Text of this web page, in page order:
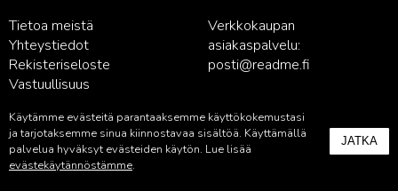
Tietoa meistä
Yhteystiedot
Rekisteriseloste
Vastuullisuus
Verkkokaupan
asiakaspalvelu:
posti@readme.fi
Kustantamon asiakaspalvelu:
palvelu@readme.fi
Käytämme evästeitä parantaaksemme käyttökokemustasi
ja tarjotaksemme sinua kiinnostavaa sisältöä. Käyttämällä
palvelua hyväksyt evästeiden käytön. Lue lisää
evästekäytännöstämme.
JATKA